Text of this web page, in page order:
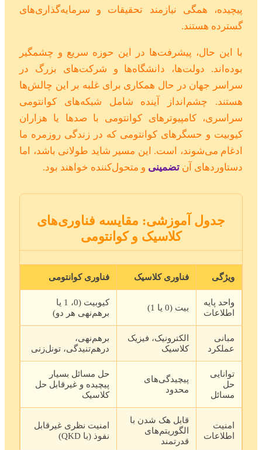
پیچیده، همگی نیازمند تحقیقات و سرمایه‌گذاری‌های
گسترده هستند.
با این حال، پیشرفت‌ها در این حوزه سریع و چشمگیر
بوده‌اند. دولت‌ها، دانشگاه‌ها و شرکت‌های بزرگ در
سراسر جهان در حال همکاری برای غلبه بر این چالش‌ها
هستند. چشم‌انداز آینده شامل شبکه‌های کوانتومی
سراسری، کامپیوترهای کوانتومی با صدها یا هزاران
کیوبیت و حسگرهای کوانتومی که در زندگی روزمره ما
ادغام می‌شوند، است. این مسیر شاید طولانی باشد، اما
دستاوردهای آن تضمینی و متحول‌کننده خواهند بود.
جدول آموزشی: مقایسه فناوری‌های
کلاسیک و کوانتومی
ویژگی فناوری کلاسیک فناوری کوانتومی
واحد پایه
اطلاعات
بیت (0 یا 1)
کیوبیت (0، 1 یا
برهم‌نهی هر دو)
مبانی
عملکرد
الکترونیک، فیزیک
کلاسیک
برهم‌نهی،
درهم‌تنیدگی، تونل‌زنی
توانایی
حل
مسائل
پیچیدگی‌های
محدود
حل مسائل بسیار
پیچیده و غیرقابل حل
کلاسیک
امنیت
اطلاعات
قابل هک شدن با
الگوریتم‌های
قدرتمند
امنیت نظری غیرقابل
نفوذ (با QKD)